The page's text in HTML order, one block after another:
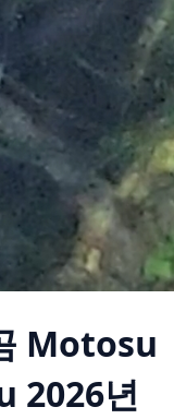
Motosu
2026년